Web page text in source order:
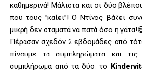
καθημερινά! Μάλιστα και οι δύο
που τους ”καίει”! Ο Ντίνος βάζει
μικρή δεν σταματά να πατά όσο η
Πέρασαν σχεδόν 2 εβδομάδες από
πίνουμε τα συμπληρώματα και τις
συμπλήρωμα από τα δύο, το